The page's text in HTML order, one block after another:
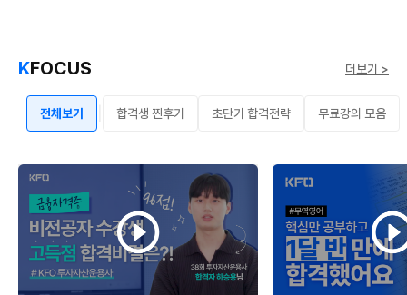
KFOCUS 더보기 >
전체보기 합격생 찐후기 초단기 합격전략 무료강의 모음